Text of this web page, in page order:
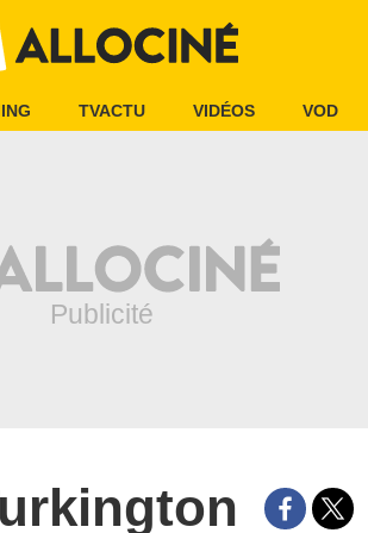
TVACTU VIDÉOS VOD